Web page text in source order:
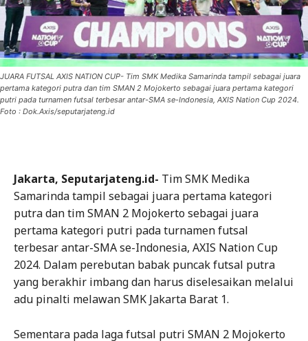
JUARA FUTSAL AXIS NATION CUP- Tim SMK Medika Samarinda tampil sebagai juara
pertama kategori putra dan tim SMAN 2 Mojokerto sebagai juara pertama kategori
putri pada turnamen futsal terbesar antar-SMA se-Indonesia, AXIS Nation Cup 2024.
Foto : Dok.Axis/seputarjateng.id
Jakarta, Seputarjateng.id- Tim SMK Medika
Samarinda tampil sebagai juara pertama kategori
putra dan tim SMAN 2 Mojokerto sebagai juara
pertama kategori putri pada turnamen futsal
terbesar antar-SMA se-Indonesia, AXIS Nation Cup
2024. Dalam perebutan babak puncak futsal putra
yang berakhir imbang dan harus diselesaikan melalui
adu pinalti melawan SMK Jakarta Barat 1.
Sementara pada laga futsal putri SMAN 2 Mojokerto